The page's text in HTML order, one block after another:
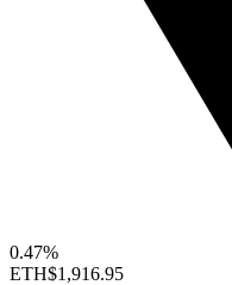
0.47%
ETH$1,916.95